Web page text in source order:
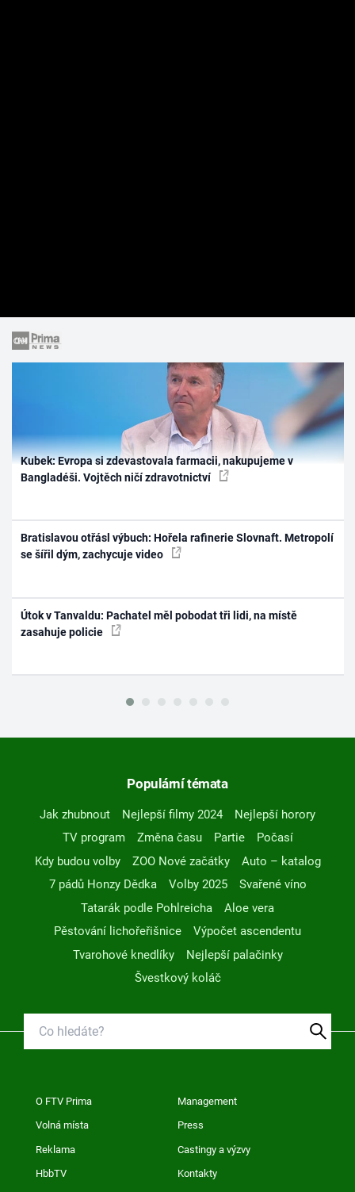
Kubek: Evropa si zdevastovala farmacii, nakupujeme v
Bangladéši. Vojtěch ničí zdravotnictví
Bratislavou otřásl výbuch: Hořela rafinerie Slovnaft. Metropolí
se šířil dým, zachycuje video
Útok v Tanvaldu: Pachatel měl pobodat tři lidi, na místě
zasahuje policie
Populární témata
Jak zhubnout Nejlepší filmy 2024
Nejlepší horory
TV program
Změna času Partie
Počasí
Kdy budou volby
ZOO Nové začátky
Auto – katalog
7 pádů Honzy Dědka
Volby 2025
Svařené víno
Tatarák podle Pohlreicha
Aloe vera
Pěstování lichořeřišnice
Výpočet ascendentu
Tvarohové knedlíky
Nejlepší palačinky
Švestkový koláč
O FTV Prima Management
Volná místa Press
Reklama Castingy a výzvy
HbbTV Kontakty